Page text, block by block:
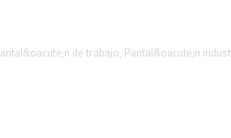
de trabajo, Pantal&oacute;n